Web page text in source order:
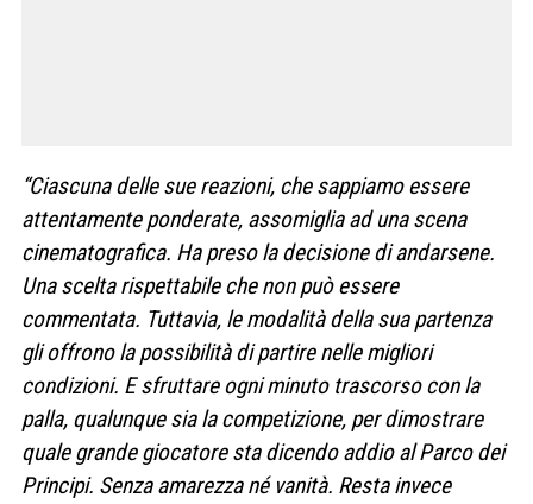
“Ciascuna delle sue reazioni, che sappiamo essere
attentamente ponderate, assomiglia ad una scena
cinematografica. Ha preso la decisione di andarsene.
Una scelta rispettabile che non può essere
commentata. Tuttavia, le modalità della sua partenza
gli offrono la possibilità di partire nelle migliori
condizioni. E sfruttare ogni minuto trascorso con la
palla, qualunque sia la competizione, per dimostrare
quale grande giocatore sta dicendo addio al Parco dei
Principi. Senza amarezza né vanità. Resta invece